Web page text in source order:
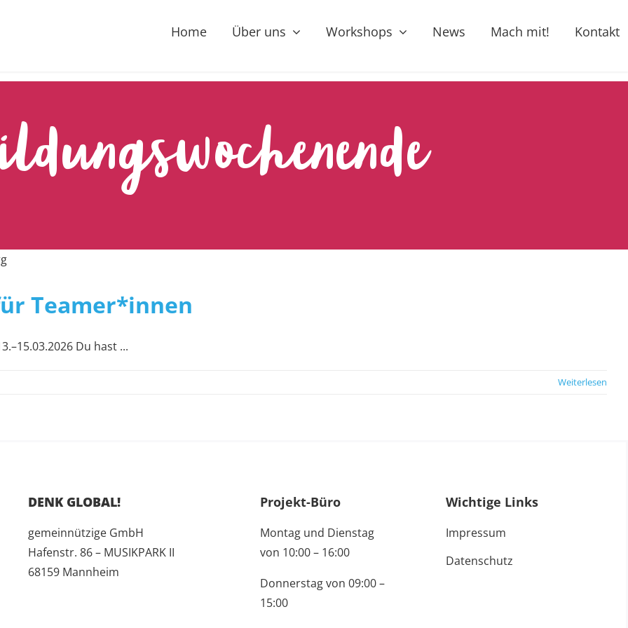
Home Über uns Workshops News Mach mit! Kontakt
Teamer*innen
Du hast ...
Weiterlesen
DENK GLOBAL!
gemeinnützige GmbH
Hafenstr. 86 – MUSIKPARK II
68159 Mannheim
Projekt-Büro
Montag und Dienstag
von 10:00 – 16:00
Donnerstag von 09:00 –
15:00
Wichtige Links
Impressum
Datenschutz